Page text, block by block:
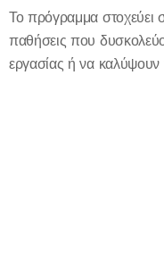
Το πρόγραμμα στοχεύει
παθήσεις που
εργασίας ή να καλύψουν